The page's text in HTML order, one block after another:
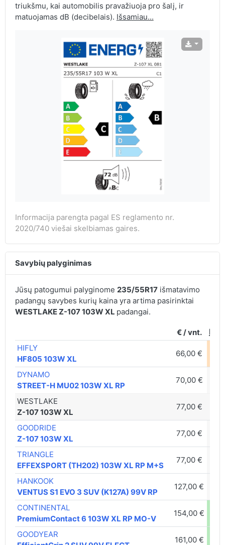
triukšmu, kai automobilis pravažiuoja pro šalį, ir
matuojamas dB (decibelais). Išsamiau...
Informacija parengta pagal ES reglamento nr.
2020/740 viešai skelbiamas gaires.
Savybių palyginimas
Jūsų patogumui palyginome 235/55R17išmatavimo
padangų savybes kurių kaina yra artima pasirinktai
WESTLAKE Z-107 103W XL padangai.
€ / vnt.
HIFLY
HF805 103W XL
66,00 €
DYNAMO
STREET-H MU02 103W XL RP
70,00 €
WESTLAKE
Z-107 103W XL
77,00 €
GOODRIDE
Z-107 103W XL
77,00 €
TRIANGLE
EFFEXSPORT (TH202) 103W XL RP M+S
77,00 €
HANKOOK
VENTUS S1 EVO 3 SUV (K127A) 99V RP
127,00 €
CONTINENTAL
PremiumContact 6 103W XL RP MO-V
154,00 €
GOODYEAR
161,00 €